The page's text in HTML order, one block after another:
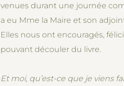
venues durant une journée
a eu Mme la Maire et son
Elles nous ont encouragés,
pouvant découler du livre.
Et moi, qu’est-ce que je viens